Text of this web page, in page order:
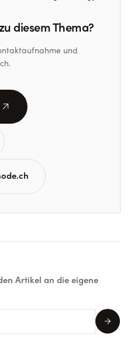
diesem Thema?
und
arrow_outward
Artikel an die eigene
arrow_forward